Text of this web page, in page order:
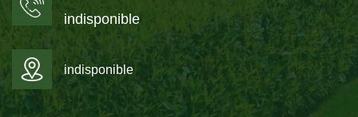
indisponible
indisponible